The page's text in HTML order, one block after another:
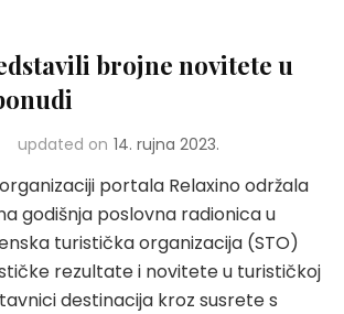
brojne novitete u
updated on 14. rujna 2023.
portala Relaxino održala
godišnja poslovna radionica u
turistička organizacija (STO)
rezultate i novitete u turističkoj
destinacija kroz susrete s